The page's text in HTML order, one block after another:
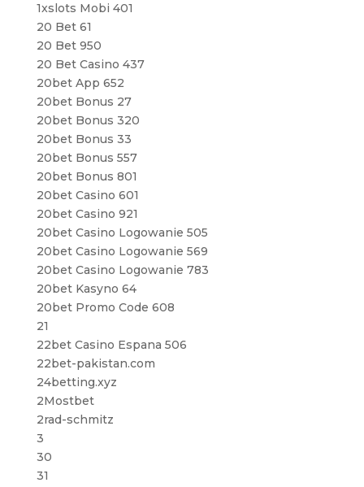
1xslots Mobi 401
20 Bet 61
20 Bet 950
20 Bet Casino 437
20bet App 652
20bet Bonus 27
20bet Bonus 320
20bet Bonus 33
20bet Bonus 557
20bet Bonus 801
20bet Casino 601
20bet Casino 921
20bet Casino Logowanie 505
20bet Casino Logowanie 569
20bet Casino Logowanie 783
20bet Kasyno 64
20bet Promo Code 608
21
22bet Casino Espana 506
22bet-pakistan.com
24betting.xyz
2Mostbet
2rad-schmitz
3
30
31